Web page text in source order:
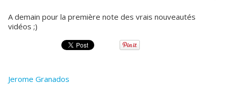
A demain pour la première note des vrais nouveautés
vidéos ;)
Jerome Granados